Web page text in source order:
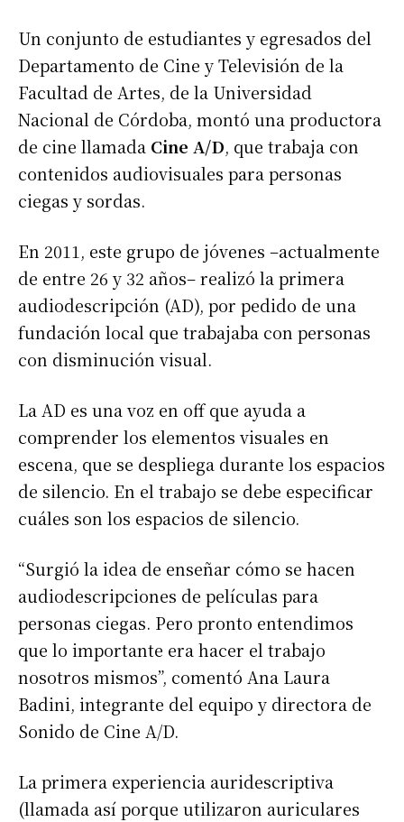
Un conjunto de estudiantes y egresados del
Departamento de Cine y Televisión de la
Facultad de Artes, de la Universidad
Nacional de Córdoba, montó una productora
de cine llamada Cine A/D, que trabaja con
contenidos audiovisuales para personas
ciegas y sordas.
En 2011, este grupo de jóvenes –actualmente
de entre 26 y 32 años– realizó la primera
audiodescripción (AD), por pedido de una
fundación local que trabajaba con personas
con disminución visual.
La AD es una voz en off que ayuda a
comprender los elementos visuales en
escena, que se despliega durante los espacios
de silencio. En el trabajo se debe especificar
cuáles son los espacios de silencio.
“Surgió la idea de enseñar cómo se hacen
audiodescripciones de películas para
personas ciegas. Pero pronto entendimos
que lo importante era hacer el trabajo
nosotros mismos”, comentó Ana Laura
Badini, integrante del equipo y directora de
Sonido de Cine A/D.
La primera experiencia auridescriptiva
(llamada así porque utilizaron auriculares